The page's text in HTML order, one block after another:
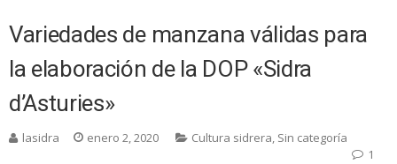
Variedades de manzana válidas para
la elaboración de la DOP «Sidra
d’Asturies»
lasidra enero 2, 2020 Cultura sidrera, Sin categoría
1